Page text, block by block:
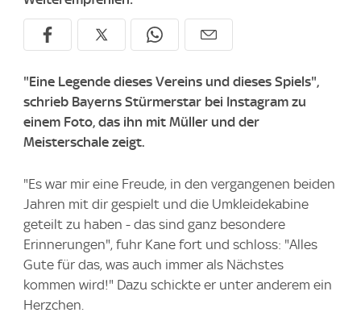
"Eine Legende dieses Vereins und dieses Spiels",
schrieb Bayerns Stürmerstar bei Instagram zu
einem Foto, das ihn mit Müller und der
Meisterschale zeigt.
"Es war mir eine Freude, in den vergangenen beiden
Jahren mit dir gespielt und die Umkleidekabine
geteilt zu haben - das sind ganz besondere
Erinnerungen", fuhr Kane fort und schloss: "Alles
Gute für das, was auch immer als Nächstes
kommen wird!" Dazu schickte er unter anderem ein
Herzchen.